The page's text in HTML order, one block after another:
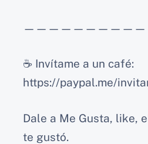
☕️ Invítame a un café:
https://paypal.me/
Dale a Me Gusta, like,
te gustó.